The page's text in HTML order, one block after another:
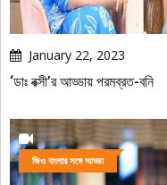
January 22, 2023
‘ডাঃ বক্সী’র আড্ডায় পরমব্রত-বনি
জিও বাংলার সঙ্গে আড্ডা